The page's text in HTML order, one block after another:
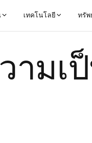
เทคโนโลยี ทรัพ
ามเ